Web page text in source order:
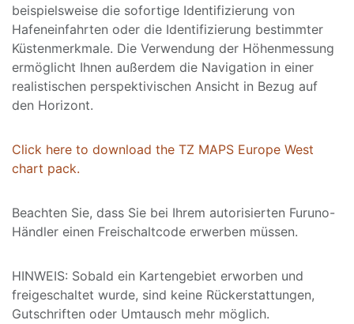
beispielsweise die sofortige Identifizierung von
Hafeneinfahrten oder die Identifizierung bestimmter
Küstenmerkmale. Die Verwendung der Höhenmessung
ermöglicht Ihnen außerdem die Navigation in einer
realistischen perspektivischen Ansicht in Bezug auf
den Horizont.
Click here to download the TZ MAPS Europe West
chart pack.
Beachten Sie, dass Sie bei Ihrem autorisierten Furuno-
Händler einen Freischaltcode erwerben müssen.
HINWEIS: Sobald ein Kartengebiet erworben und
freigeschaltet wurde, sind keine Rückerstattungen,
Gutschriften oder Umtausch mehr möglich.